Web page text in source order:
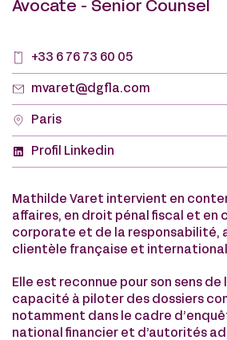
Avocate - Senior Counsel
+33 6 76 73 60 05
mvaret@dgfla.com
Paris
Profil Linkedin
Mathilde Varet intervient en
affaires, en droit pénal fiscal et en
corporate et de la responsabilité,
clientèle française et
Elle est reconnue pour son sens
capacité à piloter des dossiers
notamment dans le cadre
national financier et d’autorités